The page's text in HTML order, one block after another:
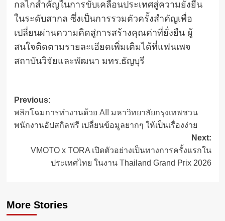
กลไกสำคัญในการขับเคลื่อนประเทศสู่ความยั่งยืน
ในระดับสากล ซึ่งเป็นการรวมตัวครั้งสำคัญเพื่อ
เปลี่ยนผ่านความคิดสู่การสร้างคุณค่าที่ยั่งยืน ผู้
สนใจติดตามรายละเอียดเพิ่มเติมได้ที่แฟนเพจ
สถาบันวิจัยและพัฒนา มทร.ธัญบุรี
Post
navigation
Previous:
พลิกโฉมการทำงานด้วย AI! มหาวิทยาลัยกรุงเทพชวน
พนักงานอัปสกิลฟรี เปลี่ยนข้อมูลยากๆ ให้เป็นเรื่องง่าย
Next:
VMOTO x TORA เปิดตัวอย่างเป็นทางการครั้งแรกใน
ประเทศไทย ในงาน Thailand Grand Prix 2026
More Stories